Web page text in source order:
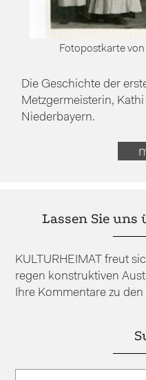
Fotopostkarte
Die Geschichte der
Metzgermeisterin,
Niederbayern.
Lassen Sie
KULTURHEIMAT freut
regen konstruktiven
Ihre Kommentare zu